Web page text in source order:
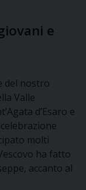
e
del nostro
Valle
d’Esaro e
molti
ha fatto
accanto al